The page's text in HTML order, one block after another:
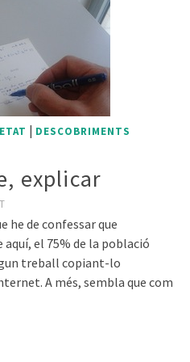
| DESCOBRIMENTS
explicar
he de confessar que
aquí, el 75% de la població
treball copiant-lo
A més, sembla que com